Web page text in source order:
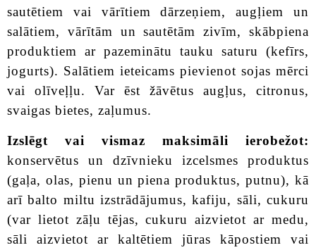
sautētiem vai vārītiem dārzeņiem, augļiem un
salātiem, vārītām un sautētām zivīm, skābpiena
produktiem ar pazeminātu tauku saturu (kefīrs,
jogurts). Salātiem ieteicams pievienot sojas mērci
vai olīveļļu. Var ēst žāvētus augļus, citronus,
svaigas bietes, zaļumus.
Izslēgt vai vismaz maksimāli ierobežot:
konservētus un dzīvnieku izcelsmes produktus
(gaļa, olas, pienu un piena produktus, putnu), kā
arī balto miltu izstrādājumus, kafiju, sāli, cukuru
(var lietot zāļu tējas, cukuru aizvietot ar medu,
sāli aizvietot ar kaltētiem jūras kāpostiem vai